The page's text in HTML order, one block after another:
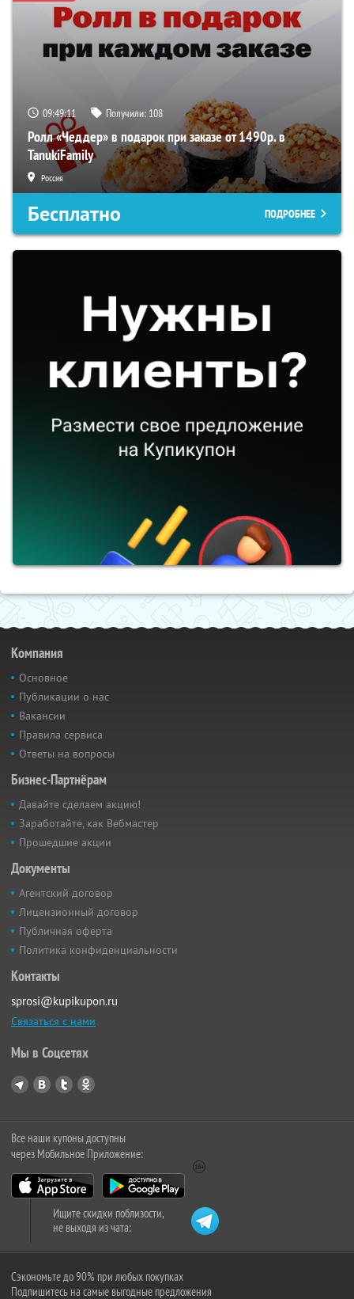
09:49:10 Получили: 108
Ролл «Чеддер» в подарок при заказе от 1490р. в
TanukiFamily
Россия
Бесплатно ПОДРОБНЕЕ
Компания
Основное
Публикации о нас
Вакансии
Правила сервиса
Ответы на вопросы
Бизнес-Партнёрам
Давайте сделаем акцию!
Заработайте, как Вебмастер
Прошедшие акции
Документы
Агентский договор
Лицензионный договор
Публичная оферта
Политика конфиденциальности
Контакты
sprosi@kupikupon.ru
Связаться с нами
Мы в Соцсетях
Все наши купоны доступны
через Мобильное Приложение:
Ищите скидки поблизости,
не выходя из чата:
Сэкономьте до 90% при любых покупках
Подпишитесь на самые выгодные предложения